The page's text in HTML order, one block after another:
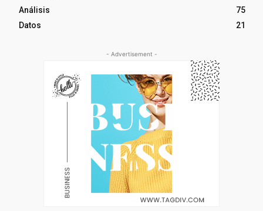
Análisis
75
Datos
21
- Advertisement -